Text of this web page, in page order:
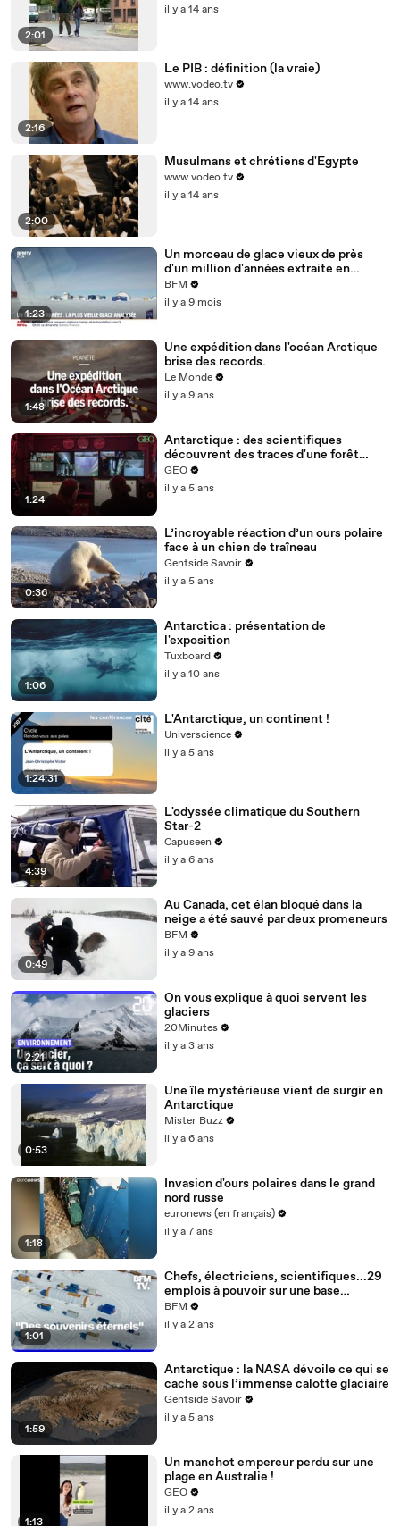
2:01
il y a 14 ans
2:16
Le PIB : définition (la vraie)
www.vodeo.tv
il y a 14 ans
2:00
Musulmans et chrétiens d'Egypte
www.vodeo.tv
il y a 14 ans
1:23
Un morceau de glace vieux de près
d'un million d'années extraite en
Antarctique
BFM
il y a 9 mois
1:48
Une expédition dans l'océan Arctique
brise des records.
Le Monde
il y a 9 ans
1:24
Antarctique : des scientifiques
découvrent des traces d'une forêt
vieille de 90 millions d'années
GEO
il y a 5 ans
0:36
L’incroyable réaction d’un ours polaire
face à un chien de traîneau
Gentside Savoir
il y a 5 ans
1:06
Antarctica : présentation de
l'exposition
Tuxboard
il y a 10 ans
1:24:31
L'Antarctique, un continent !
Universcience
il y a 5 ans
4:39
L'odyssée climatique du Southern
Star-2
Capuseen
il y a 6 ans
0:49
Au Canada, cet élan bloqué dans la
neige a été sauvé par deux promeneurs
BFM
il y a 9 ans
2:21
On vous explique à quoi servent les
glaciers
20Minutes
il y a 3 ans
0:53
Une île mystérieuse vient de surgir en
Antarctique
Mister Buzz
il y a 6 ans
1:18
Invasion d'ours polaires dans le grand
nord russe
euronews (en français)
il y a 7 ans
1:01
Chefs, électriciens, scientifiques...29
emplois à pouvoir sur une base
britannique en Antarctique
BFM
il y a 2 ans
1:59
Antarctique : la NASA dévoile ce qui se
cache sous l’immense calotte glaciaire
Gentside Savoir
il y a 5 ans
1:13
Un manchot empereur perdu sur une
plage en Australie !
GEO
il y a 2 ans